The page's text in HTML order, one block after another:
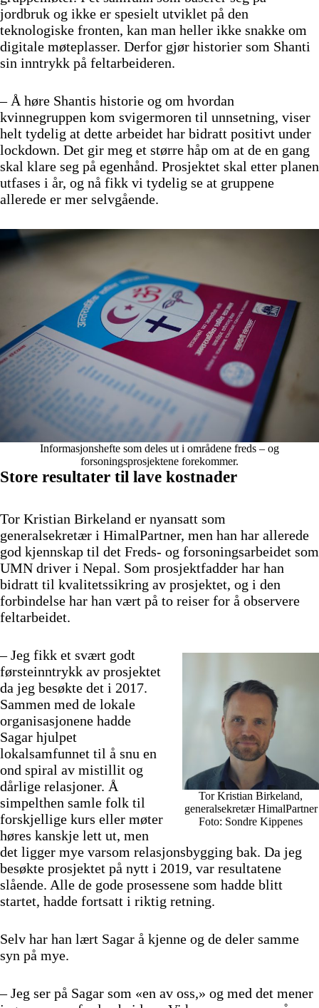
jordbruk og ikke er spesielt utviklet på den
teknologiske fronten, kan man heller ikke snakke om
digitale møteplasser. Derfor gjør historier som Shanti
sin inntrykk på feltarbeideren.
– Å høre Shantis historie og om hvordan
kvinnegruppen kom svigermoren til unnsetning, viser
helt tydelig at dette arbeidet har bidratt positivt under
lockdown. Det gir meg et større håp om at de en gang
skal klare seg på egenhånd. Prosjektet skal etter planen
utfases i år, og nå fikk vi tydelig se at gruppene
allerede er mer selvgående.
Informasjonshefte som deles ut i områdene freds – og
forsoningsprosjektene forekommer.
Store resultater til lave kostnader
Tor Kristian Birkeland er nyansatt som
generalsekretær i HimalPartner, men han har allerede
god kjennskap til det Freds- og forsoningsarbeidet som
UMN driver i Nepal. Som prosjektfadder har han
bidratt til kvalitetssikring av prosjektet, og i den
forbindelse har han vært på to reiser for å observere
feltarbeidet.
Tor Kristian Birkeland,
generalsekretær HimalPartner
Foto: Sondre Kippenes
– Jeg fikk et svært godt
førsteinntrykk av prosjektet
da jeg besøkte det i 2017.
Sammen med de lokale
organisasjonene hadde
Sagar hjulpet
lokalsamfunnet til å snu en
ond spiral av mistillit og
dårlige relasjoner. Å
simpelthen samle folk til
forskjellige kurs eller møter
høres kanskje lett ut, men
det ligger mye varsom relasjonsbygging bak. Da jeg
besøkte prosjektet på nytt i 2019, var resultatene
slående. Alle de gode prosessene som hadde blitt
startet, hadde fortsatt i riktig retning.
Selv har han lært Sagar å kjenne og de deler samme
syn på mye.
– Jeg ser på Sagar som «en av oss,» og med det mener